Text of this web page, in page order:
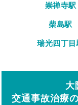
崇禅寺駅
柴島駅
瑞光四丁目
大
交通事故治療